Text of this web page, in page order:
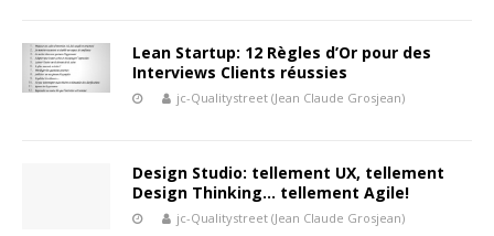
Lean Startup: 12 Règles d’Or pour des
Interviews Clients réussies
jc-Qualitystreet (Jean Claude Grosjean)
Design Studio: tellement UX, tellement
Design Thinking… tellement Agile!
jc-Qualitystreet (Jean Claude Grosjean)